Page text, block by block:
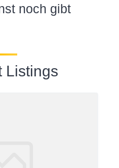
noch gibt
Listings